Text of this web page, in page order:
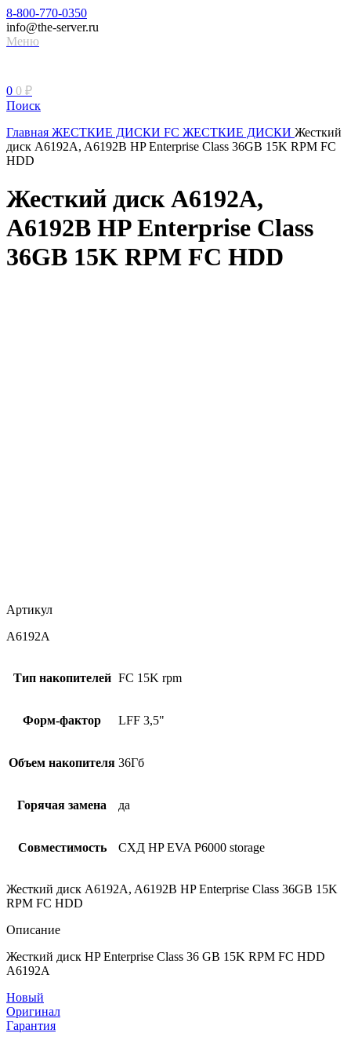
8-800-770-0350
info@the-server.ru
Меню
0 0 ₽
Поиск
Главная ЖЕСТКИЕ ДИСКИ FC ЖЕСТКИЕ ДИСКИ Жесткий
диск A6192A, A6192B HP Enterprise Class 36GB 15K RPM FC
HDD
Жесткий диск A6192A,
A6192B HP Enterprise Class
36GB 15K RPM FC HDD
Артикул
A6192A
Тип накопителей FC 15K rpm
Форм-фактор LFF 3,5"
Объем накопителя 36Гб
Горячая замена да
Совместимость СХД HP EVA P6000 storage
Жесткий диск A6192A, A6192B HP Enterprise Class 36GB 15K
RPM FC HDD
Описание
Жесткий диск HP Enterprise Class 36 GB 15K RPM FC HDD
A6192A
Новый
Оригинал
Гарантия